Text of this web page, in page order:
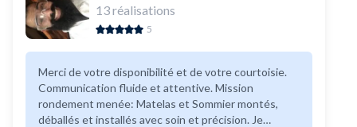
13réalisations
5
Merci de votre disponibilité et de votre courtoisie.
Communication fluide et attentive. Mission
rondement menée: Matelas et Sommier montés,
déballés et installés avec soin et précision. Je